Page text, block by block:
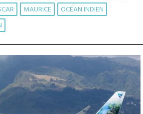
MAURICE
OCÉAN INDIEN